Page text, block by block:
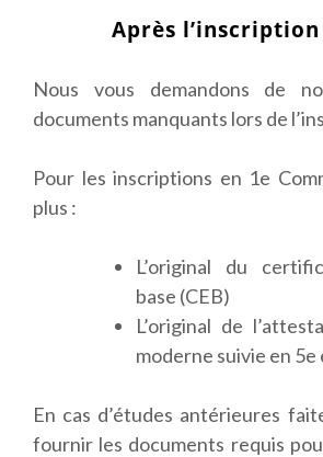
Après l’inscription
Nous vous demandons de
documents manquants lors de
Pour les inscriptions en 1e
plus :
L’original du
base (CEB)
L’original de
moderne suivie en
En cas d’études antérieures
fournir les documents requis